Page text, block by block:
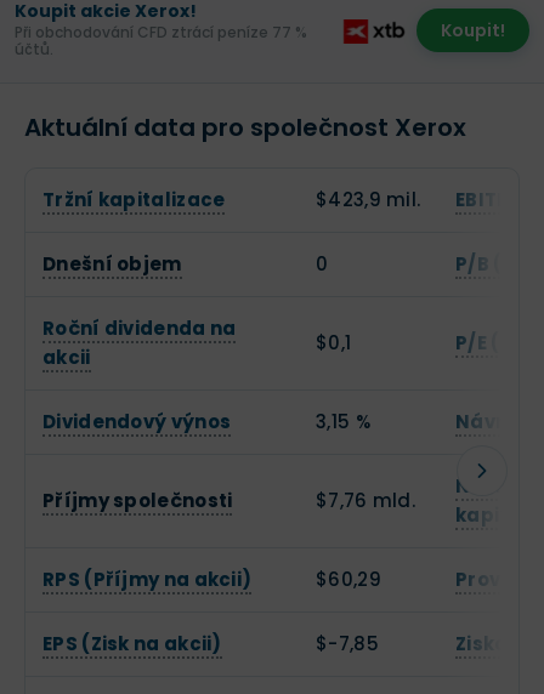
Koupit akcie Xerox!
Při obchodování CFD ztrácí peníze 77 %
účtů.
Koupit!
Aktuální data pro společnost Xerox
Tržní kapitalizace $423,9 mil. EBITDA
Dnešní objem 0 P/B
Roční dividenda na
akcii
$0,1 P/E
Dividendový výnos 3,15 %
Příjmy společnosti $7,76 mld.
kapitálu
RPS (Příjmy na akcii) $60,29
EPS (Zisk na akcii) $-7,85 Zisková